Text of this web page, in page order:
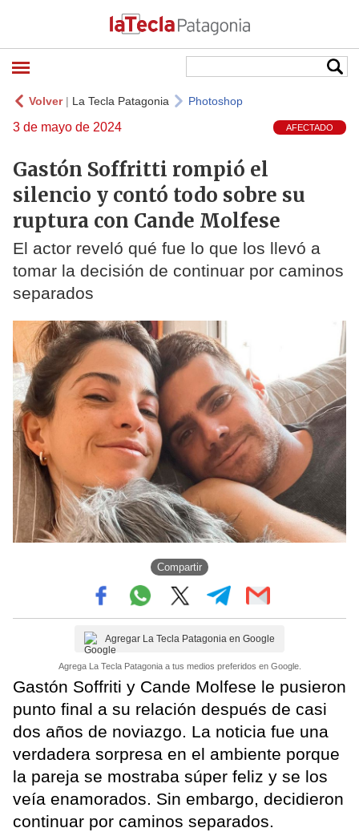
Volver| La Tecla Patagonia Photoshop
3 de mayo de 2024 AFECTADO
Gastón Soffritti rompió el
silencio y contó todo sobre su
ruptura con Cande Molfese
El actor reveló qué fue lo que los llevó a
tomar la decisión de continuar por caminos
separados
Compartir
Agregar La Tecla Patagonia en Google
Agrega La Tecla Patagonia a tus medios preferidos en Google.
Gastón Soffriti y Cande Molfese le pusieron
punto final a su relación después de casi
dos años de noviazgo. La noticia fue una
verdadera sorpresa en el ambiente porque
la pareja se mostraba súper feliz y se los
veía enamorados. Sin embargo, decidieron
continuar por caminos separados.